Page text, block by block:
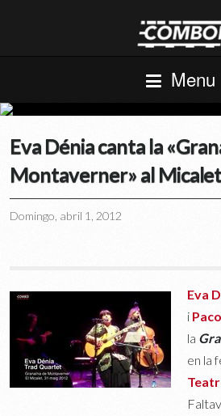
Menu
Eva Dénia canta la
Montaverner» al
Domingo, abril 1, 2012
Eva
i
la
en la